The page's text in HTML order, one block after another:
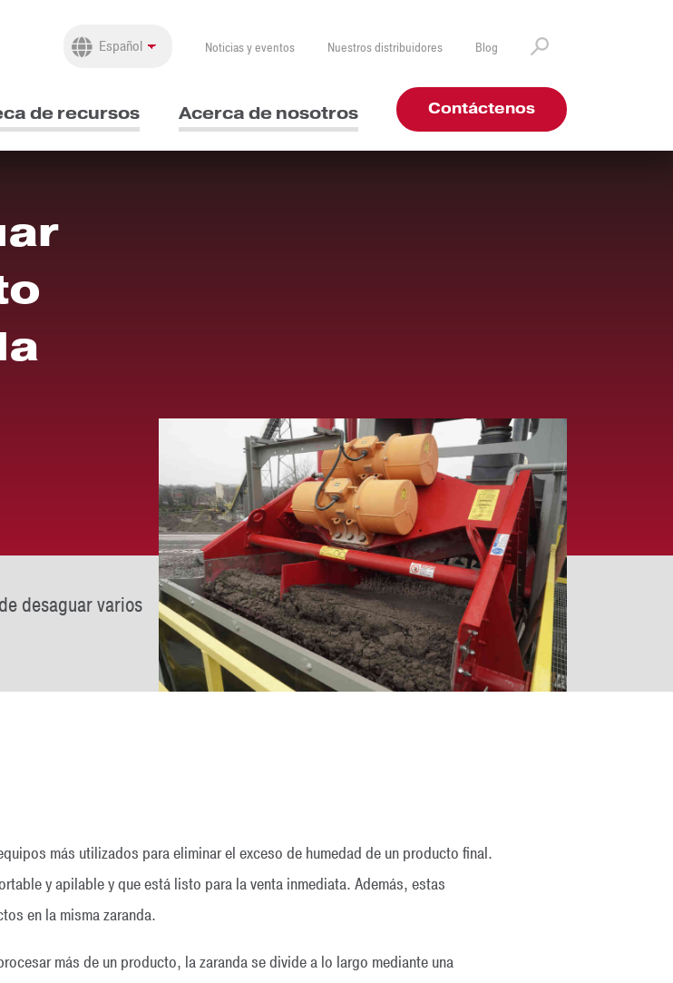
Noticias y eventos Nuestros distribuidores Blog
de recursos Acerca de nosotros Contáctenos
desaguar varios
más utilizados para eliminar el exceso de humedad de un producto final.
y apilable y que está listo para la venta inmediata. Además, estas
en la misma zaranda.
más de un producto, la zaranda se divide a lo largo mediante una